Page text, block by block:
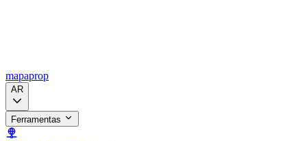
mapaprop
AR
Ferramentas